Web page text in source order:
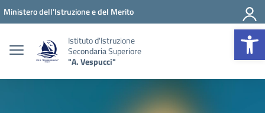
Vai ai contenuti
Vai al menu di navigazione
Vai al footer
Ministero dell'Istruzione e del Merito
Istituto d'Istruzione
Secondaria Superiore
"A. Vespucci"